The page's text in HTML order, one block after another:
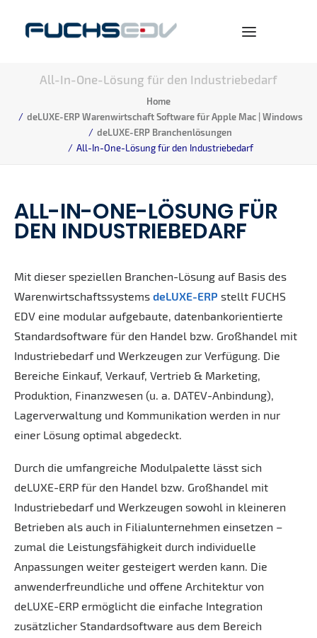
ONLINESHOP
BERATUNG
UNTERNEHMEN
KARRIERE
SEARCH
All-In-One-Lösung für den Industriebedarf
Home
deLUXE-ERP Warenwirtschaft Software für Apple Mac | Windows
deLUXE-ERP Branchenlösungen
All-In-One-Lösung für den Industriebedarf
ALL-IN-ONE-LÖSUNG FÜR
DEN INDUSTRIEBEDARF
Mit dieser speziellen Branchen-Lösung auf Basis des
Warenwirtschaftssystems deLUXE-ERP stellt FUCHS
EDV eine modular aufgebaute, datenbankorientierte
Standardsoftware für den Handel bzw. Großhandel mit
Industriebedarf und Werkzeugen zur Verfügung. Die
Bereiche Einkauf, Verkauf, Vertrieb & Marketing,
Produktion, Finanzwesen (u. a. DATEV-Anbindung),
Lagerverwaltung und Kommunikation werden in nur
einer Lösung optimal abgedeckt.
Durch die umfangreiche Modulpalette lässt sich
deLUXE-ERP für den Handel bzw. Großhandel mit
Industriebedarf und Werkzeugen sowohl in kleineren
Betrieben als auch in Filialunternehmen einsetzen –
zumal die Leistungsfähigkeit durch individuelle
Anpassungen weiter gesteigert werden kann. Die
anwenderfreundliche und offene Architektur von
deLUXE-ERP ermöglicht die einfache Integration
zusätzlicher Standardsoftware aus dem Bereich